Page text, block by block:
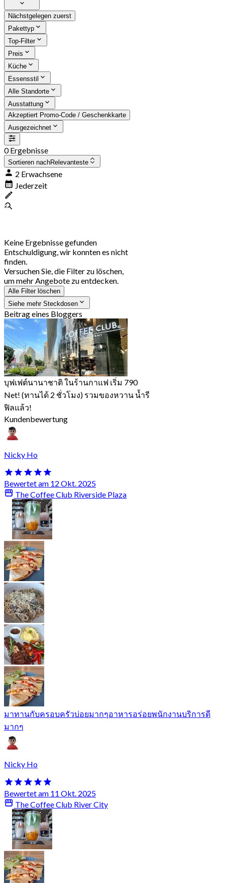
Nächstgelegen zuerst
Pakettyp
Top-Filter
Preis
Küche
Essensstil
Alle Standorte
Ausstattung
Akzeptiert Promo-Code / Geschenkkarte
Ausgezeichnet
0 Ergebnisse
Sortieren nachRelevanteste
2 Erwachsene
Jederzeit
Keine Ergebnisse gefunden
Entschuldigung, wir konnten es nicht
finden.
Versuchen Sie, die Filter zu löschen,
um mehr Angebote zu entdecken.
Alle Filter löschen
Siehe mehr Steckdosen
Beitrag eines Bloggers
บุฟเฟต์นานาชาติ ในร้านกาแฟ เริ่ม 790
Net! (ทานได้ 2 ชั่วโมง) รวมของหวาน น้ำรี
ฟิลแล้ว!
Kundenbewertung
Nicky Ho
Bewertet am 12 Okt. 2025
The Coffee Club Riverside Plaza
มาทานกับครอบครัวบ่อยมากๆอาหารอร่อยพนักงานบริการดี
มากๆ
Nicky Ho
Bewertet am 11 Okt. 2025
The Coffee Club River City